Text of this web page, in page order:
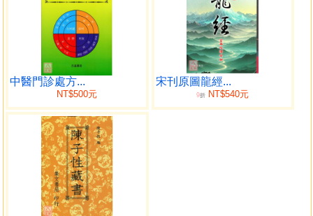
太上八陽經太上八陰妙經合部
靈寶正壹龍神妙經玄科
慶宅安土謝土聖位
太上淨明安謝龍神法懺
正一吽神靈官火犀大仙考召秘法
中醫門診處方...
NT$500元
宋刊原圖龍經...
9折 NT$540元